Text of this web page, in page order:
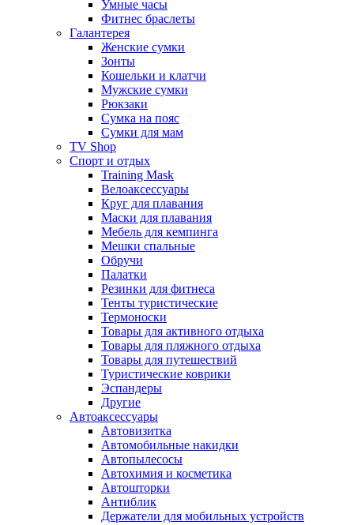
Умные часы
Фитнес браслеты
Галантерея
Женские сумки
Зонты
Кошельки и клатчи
Мужские сумки
Рюкзаки
Сумка на пояс
Сумки для мам
TV Shop
Спорт и отдых
Training Mask
Велоаксессуары
Круг для плавания
Маски для плавания
Мебель для кемпинга
Мешки спальные
Обручи
Палатки
Резинки для фитнеса
Тенты туристические
Термоноски
Товары для активного отдыха
Товары для пляжного отдыха
Товары для путешествий
Туристические коврики
Эспандеры
Другие
Автоаксессуары
Автовизитка
Автомобильные накидки
Автопылесосы
Автохимия и косметика
Автошторки
Антиблик
Держатели для мобильных устройств